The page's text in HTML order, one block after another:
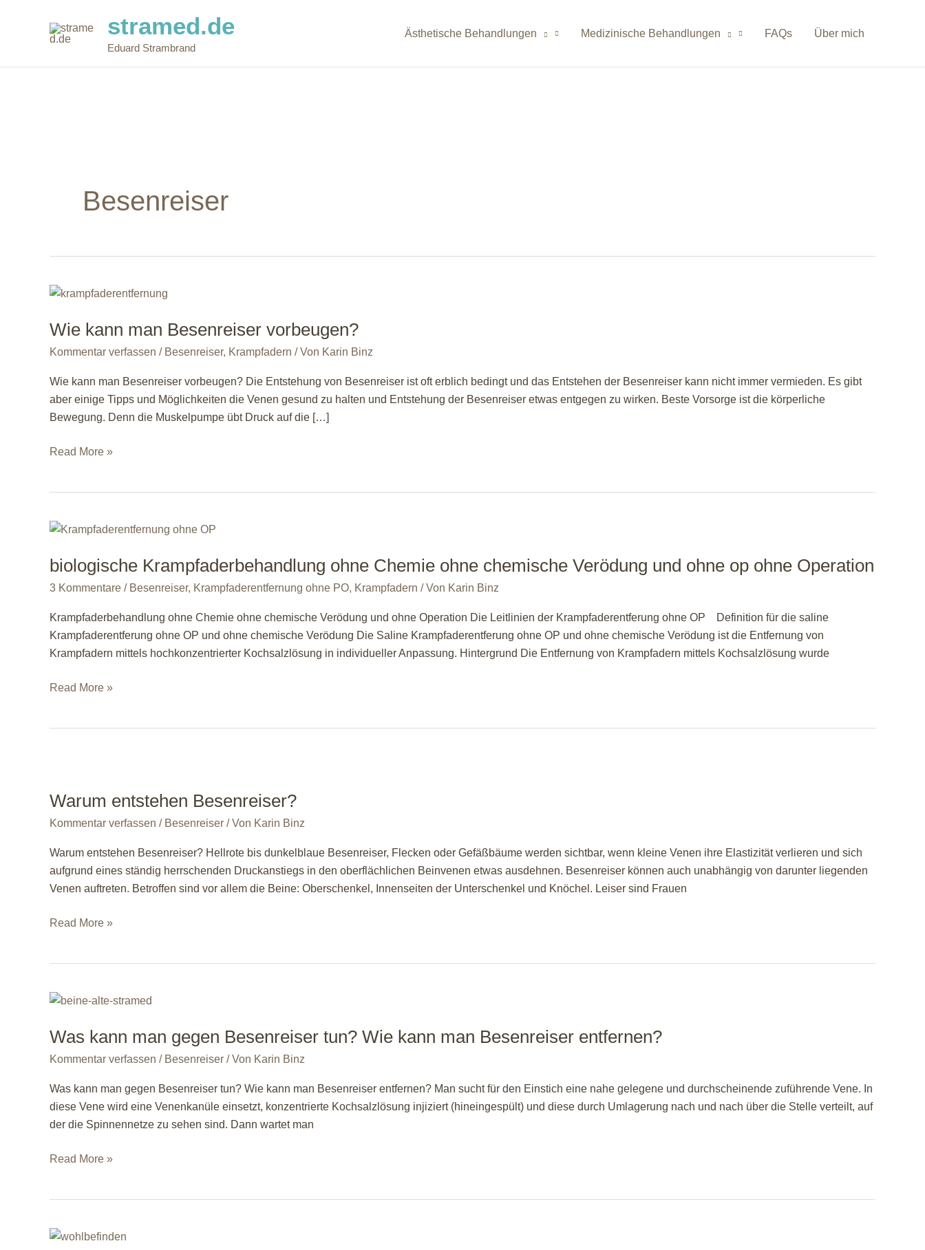
stramed.de
Eduard Strambrand
Ästhetische Behandlungen Medizinische Behandlungen FAQs Über mich
Besenreiser
Wie kann man Besenreiser vorbeugen?
Kommentar verfassen / Besenreiser, Krampfadern / Von Karin Binz
Wie kann man Besenreiser vorbeugen? Die Entstehung von Besenreiser ist oft erblich bedingt und das Entstehen der Besenreiser kann nicht immer vermieden. Es gibt
aber einige Tipps und Möglichkeiten die Venen gesund zu halten und Entstehung der Besenreiser etwas entgegen zu wirken. Beste Vorsorge ist die körperliche
Bewegung. Denn die Muskelpumpe übt Druck auf die […]
Wie
vorbeugen?
Read More »
biologische Krampfaderbehandlung ohne Chemie ohne chemische Verödung und ohne op ohne Operation
3 Kommentare / Besenreiser, Krampfaderentfernung ohne PO, Krampfadern / Von Karin Binz
Krampfaderbehandlung ohne Chemie ohne chemische Verödung und ohne Operation Die Leitlinien der Krampfaderentferung ohne OP Definition für die saline
Krampfaderentferung ohne OP und ohne chemische Verödung Die Saline Krampfaderentferung ohne OP und ohne chemische Verödung ist die Entfernung von
Krampfadern mittels hochkonzentrierter Kochsalzlösung in individueller Anpassung. Hintergrund Die Entfernung von Krampfadern mittels Kochsalzlösung wurde
biologische
Verödung
ohne
op
ohne
Operation
Read More »
Warum entstehen Besenreiser?
Kommentar verfassen / Besenreiser / Von Karin Binz
Warum entstehen Besenreiser? Hellrote bis dunkelblaue Besenreiser, Flecken oder Gefäßbäume werden sichtbar, wenn kleine Venen ihre Elastizität verlieren und sich
aufgrund eines ständig herrschenden Druckanstiegs in den oberflächlichen Beinvenen etwas ausdehnen. Besenreiser können auch unabhängig von darunter liegenden
Venen auftreten. Betroffen sind vor allem die Beine: Oberschenkel, Innenseiten der Unterschenkel und Knöchel. Leiser sind Frauen
Warum
Read More »
Was kann man gegen Besenreiser tun? Wie kann man Besenreiser entfernen?
Kommentar verfassen / Besenreiser / Von Karin Binz
Was kann man gegen Besenreiser tun? Wie kann man Besenreiser entfernen? Man sucht für den Einstich eine nahe gelegene und durchscheinende zuführende Vene. In
diese Vene wird eine Venenkanüle einsetzt, konzentrierte Kochsalzlösung injiziert (hineingespült) und diese durch Umlagerung nach und nach über die Stelle verteilt, auf
der die Spinnennetze zu sehen sind. Dann wartet man
Was
Besenreiser
Read More »